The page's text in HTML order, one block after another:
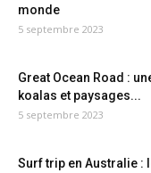
monde
5 septembre 2023
Great Ocean Road :
koalas et paysages...
5 septembre 2023
Surf trip en Australie :